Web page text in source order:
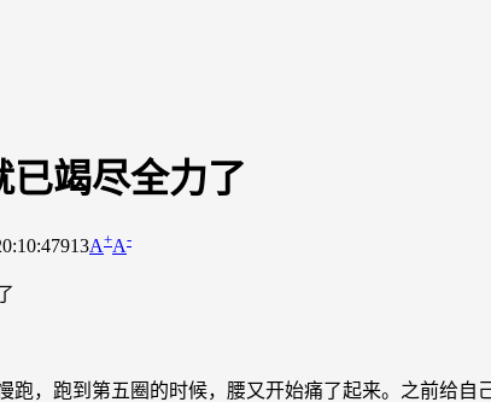
已竭尽全力了
913A+A-
跑到第五圈的时候，腰又开始痛了起来。之前给自